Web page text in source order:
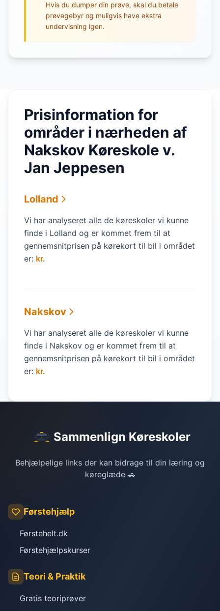
Hvis du dumper din prøve, skal du betale
prøvegebyr og muligvis have ekstra
undervisning igen.
Prisinformation for
områder i nærheden af
Nakskov Køreskole v.
Jan Jeppesen
Lolland
Vi har analyseret alle de køreskoler vi kunne
finde i Lolland og er kommet frem til at
gennemsnitprisen på kørekort til bil i området
er: kr.
Nakskov
Vi har analyseret alle de køreskoler vi kunne
finde i Nakskov og er kommet frem til at
gennemsnitprisen på kørekort til bil i området
er: kr.
Sammenlign Køreskoler
Behjælpelige links der kan bidrage til din læring og
køreglæde 🚗
Førstehjælp
Førstehelt.dk
Førstehjælpskurser
Teori & Praktik
Gratis teoriprøver